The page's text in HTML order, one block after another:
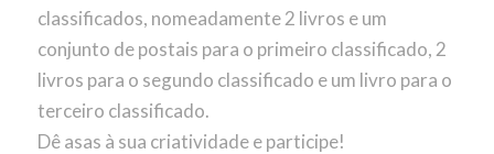
classificados, nomeadamente 2 livros e um
conjunto de postais para o primeiro classificado, 2
livros para o segundo classificado e um livro para o
terceiro classificado.
Dê asas à sua criatividade e participe!